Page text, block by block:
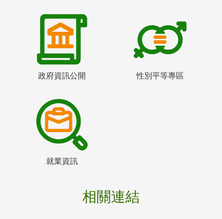
政府資訊公開 性別平等專區
就業資訊
相關連結